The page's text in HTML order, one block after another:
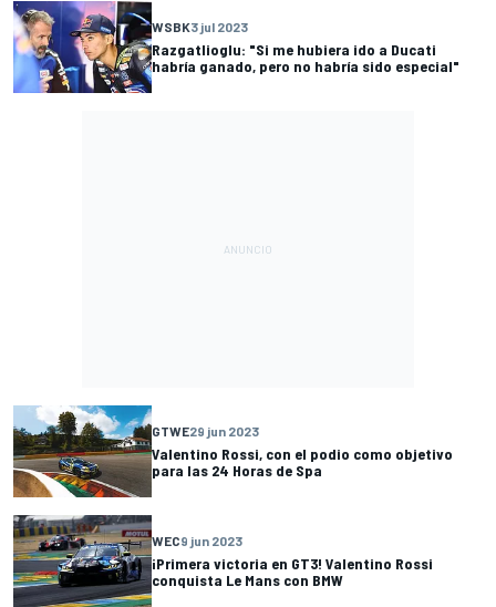
WSBK3 jul 2023
Razgatlioglu: "Si me hubiera ido a Ducati
habría ganado, pero no habría sido especial"
GTWE29 jun 2023
Valentino Rossi, con el podio como objetivo
para las 24 Horas de Spa
WEC9 jun 2023
¡Primera victoria en GT3! Valentino Rossi
conquista Le Mans con BMW